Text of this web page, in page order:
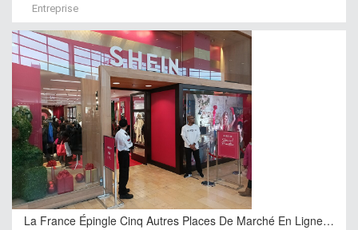
Entreprise
La France Épingle Cinq Autres Places De Marché En Ligne…